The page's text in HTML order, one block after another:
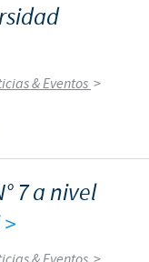
& Eventos >
7 a nivel
>